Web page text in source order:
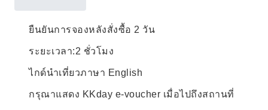
ยืนยันการจองหลังสั่งซื้อ 2 วัน
ระยะเวลา:2 ชั่วโมง
ไกด์นำเที่ยวภาษา English
กรุณาแสดง KKday e-voucher เมื่อไปถึงสถานที่